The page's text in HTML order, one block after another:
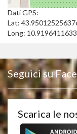
Dati GPS:
Lat:
Long:
Seguici su
Scarica le